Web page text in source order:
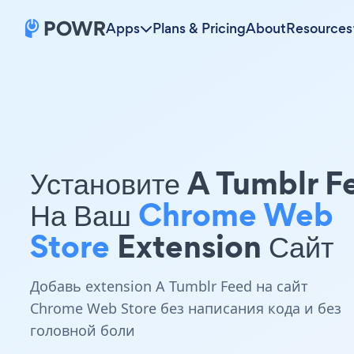
Apps Plans & PricingAboutResources
Установите A Tumblr
На Ваш Chrome Web
Store Extension Сайт
Добавь extension A Tumblr Feed на сайт
Chrome Web Store без написания кода и без
головной боли